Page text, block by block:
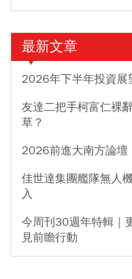
最新文章
2026年下半年投資展
友達二把手柯富仁裸
草？
2026前進大南方論壇
佳世達集團艦隊無人
入
今周刊30週年特輯｜
見前瞻行動